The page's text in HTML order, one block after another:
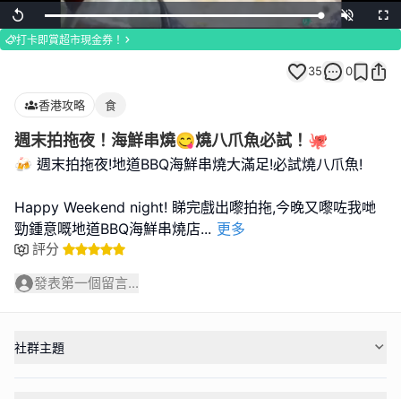
Replay Loaded:
100.00%
Unmute
打卡即賞超市現金券！
35 0
香港攻略 食
週末拍拖夜！海鮮串燒😋燒八爪魚必試！🐙
🍻 週末拍拖夜!地道BBQ海鮮串燒大滿足!必試燒八爪魚!
Happy Weekend night! 睇完戲出嚟拍拖,今晚又嚟咗我哋
勁鍾意嘅地道BBQ海鮮串燒店... 更多
評分
發表第一個留言...
社群主題